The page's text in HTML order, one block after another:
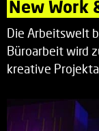
New Work
Die Arbeitswelt
Büroarbeit wird
kreative